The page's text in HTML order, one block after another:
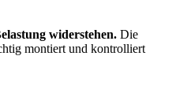
widerstehen. Die
montiert und kontrolliert